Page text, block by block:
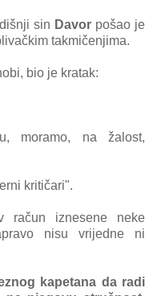
sin Davor pošao je
takmičenjima.
bio je kratak:
moramo, na žalost,
kritičari".
račun iznesene neke
nisu vrijedne ni
kapetana da radi